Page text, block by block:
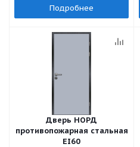
Подробнее
Дверь НОРД
противопожарная стальная
EI60